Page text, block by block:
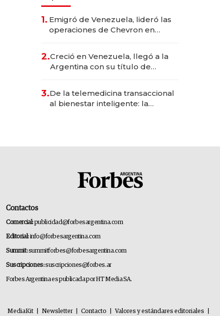
1. Emigró de Venezuela, lideró las
operaciones de Chevron en
2.Creció en Venezuela, llegó a la
Argentina con su título de
las marcas "fast premium"
3.De la telemedicina transaccional
al bienestar inteligente: la
Contactos
Comercial:publicidad@forbesargentina.com
Editorial:info@forbesargentina.com
Summit:summitforbes@forbesargentina.com
Suscripciones:suscripciones@forbes.ar
Forbes Argentina es publicada por HT Media SA.
MediaKit Newsletter Contacto Valores y estándares editoriales